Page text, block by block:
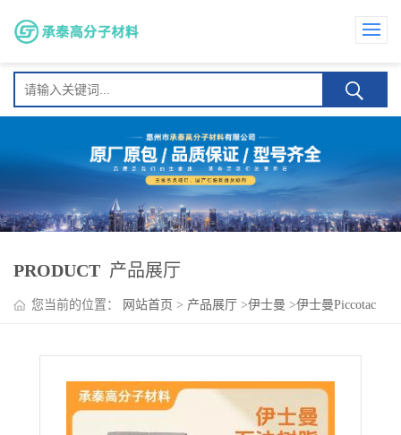
PRODUCT 产品展厅
您当前的位置： 网站首页 > 产品展厅 >伊士曼 >伊士曼Piccotac